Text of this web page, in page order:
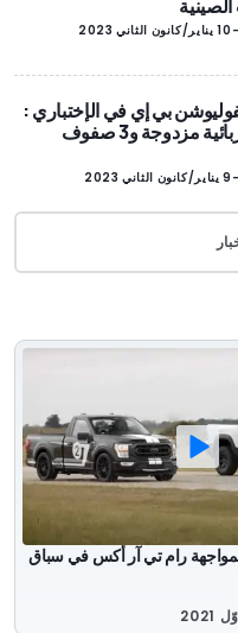
10 يناير/كانون الثاني 2023
1500 ريفوليوشن بي إي في الإختباري :
محركات كهربائية مزدوجة و3 صفوف
- 9 يناير/كانون الثاني 2023
معدلة بمواجهة رام تي آر أكس في سباق